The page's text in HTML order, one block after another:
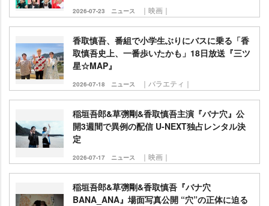
2026-07-23 ニュース ｜映画｜
香取慎吾、番組で小学生ぶりにバスに乗る「香
取慎吾史上、一番歩いたかも」18日放送『三ツ
星☆MAP』
2026-07-18 ニュース ｜バラエティ｜
稲垣吾郎&草彅剛&香取慎吾主演『バナ穴』公
開3週間で異例の配信 U-NEXT独占レンタル決
定
2026-07-17 ニュース ｜映画｜
稲垣吾郎&草彅剛&香取慎吾『バナ穴
BANA_ANA』場面写真公開 “穴”の正体に迫る